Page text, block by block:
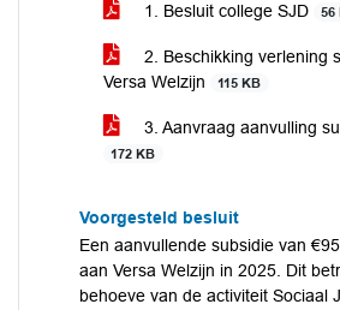
1. Besluit college SJD 56
2. Beschikking verlening
Versa Welzijn
115 KB
3. Aanvraag aanvulling
172 KB
Voorgesteld besluit
Een aanvullende subsidie van
aan Versa Welzijn in 2025. Dit
behoeve van de activiteit Sociaal